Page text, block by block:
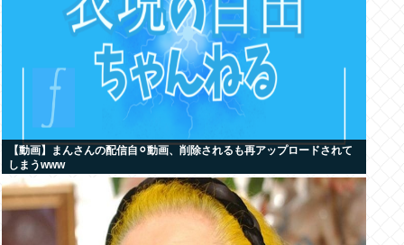
【動画】まんさんの配信自⚪︎動画、削除されるも再アップロードされて
しまうwww